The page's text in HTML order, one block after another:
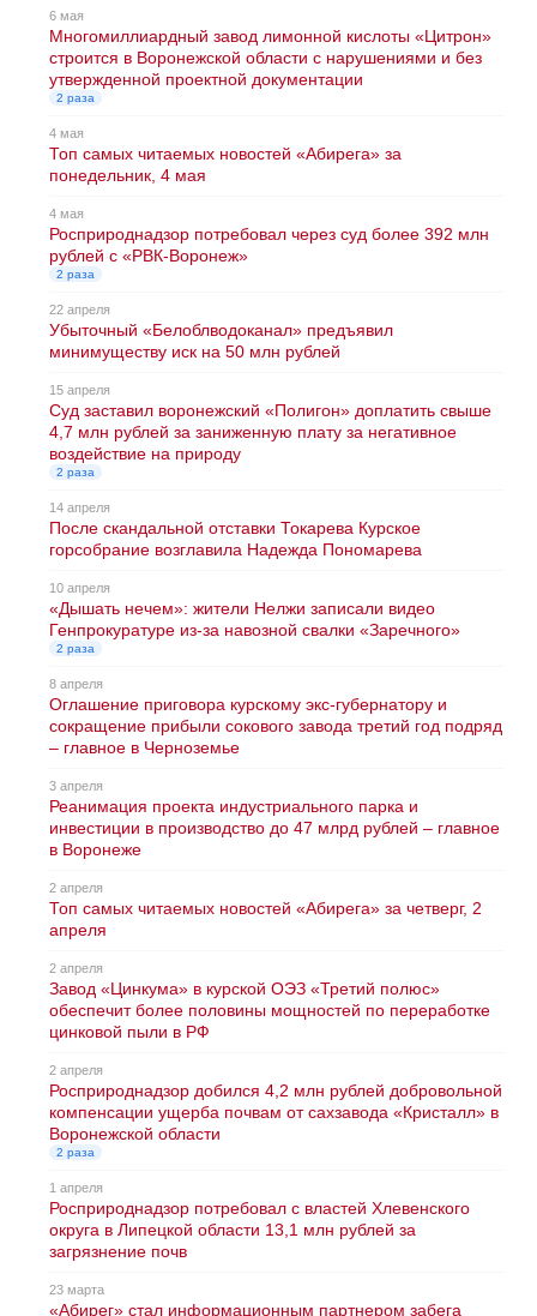
6 мая
Многомиллиардный завод лимонной кислоты «Цитрон»
строится в Воронежской области с нарушениями и без
утвержденной проектной документации
2 раза
4 мая
Топ самых читаемых новостей «Абирега» за
понедельник, 4 мая
4 мая
Росприроднадзор потребовал через суд более 392 млн
рублей с «РВК-Воронеж»
2 раза
22 апреля
Убыточный «Белоблводоканал» предъявил
минимуществу иск на 50 млн рублей
15 апреля
Суд заставил воронежский «Полигон» доплатить свыше
4,7 млн рублей за заниженную плату за негативное
воздействие на природу
2 раза
14 апреля
После скандальной отставки Токарева Курское
горсобрание возглавила Надежда Пономарева
10 апреля
«Дышать нечем»: жители Нелжи записали видео
Генпрокуратуре из‑за навозной свалки «Заречного»
2 раза
8 апреля
Оглашение приговора курскому экс-губернатору и
сокращение прибыли сокового завода третий год подряд
– главное в Черноземье
3 апреля
Реанимация проекта индустриального парка и
инвестиции в производство до 47 млрд рублей – главное
в Воронеже
2 апреля
Топ самых читаемых новостей «Абирега» за четверг, 2
апреля
2 апреля
Завод «Цинкума» в курской ОЭЗ «Третий полюс»
обеспечит более половины мощностей по переработке
цинковой пыли в РФ
2 апреля
Росприроднадзор добился 4,2 млн рублей добровольной
компенсации ущерба почвам от сахзавода «Кристалл» в
Воронежской области
2 раза
1 апреля
Росприроднадзор потребовал с властей Хлевенского
округа в Липецкой области 13,1 млн рублей за
загрязнение почв
23 марта
«Абирег» стал информационным партнером забега